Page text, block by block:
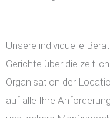
Unsere individuelle
Gerichte über die
Organisation der
auf alle Ihre